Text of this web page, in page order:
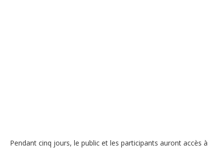
Pendant cinq jours, le public et les participants auront accès à